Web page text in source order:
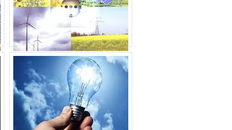
QUADRO DEDISTRIBUIÇÃO DE ENERGIA
PREÇO
QUADRO DE ENERGIA TRIFÁSICO
QUADRO DE ENERGIA
QUANTO CUSTA UMA PLACA DE ENERGIA
SOLAR
RÉGUA DE ENERGIA PARA RACK
RETIFICADOR DE ENERGIA
SISTEMA DE ENERGIA MODULAR
SISTEMA DE ENERGIA SOLAR
RESIDENCIAL